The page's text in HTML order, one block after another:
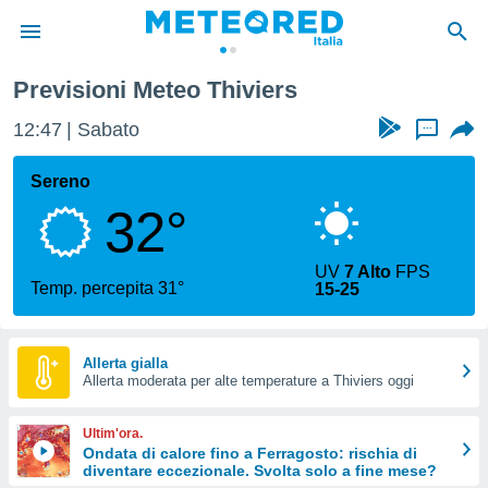
di
per
le
di
Web
le
Previsioni Meteo Thiviers
12:47 Sabato ...
Sereno
32°
Temp. percepita 31°
UV7 Alto FPS
15-25
Allerta gialla
Allerta moderata per alte temperature a Thiviers oggi
Ultim'ora.
Ondata di calore fino a Ferragosto: rischia di
diventare eccezionale. Svolta solo a fine mese?